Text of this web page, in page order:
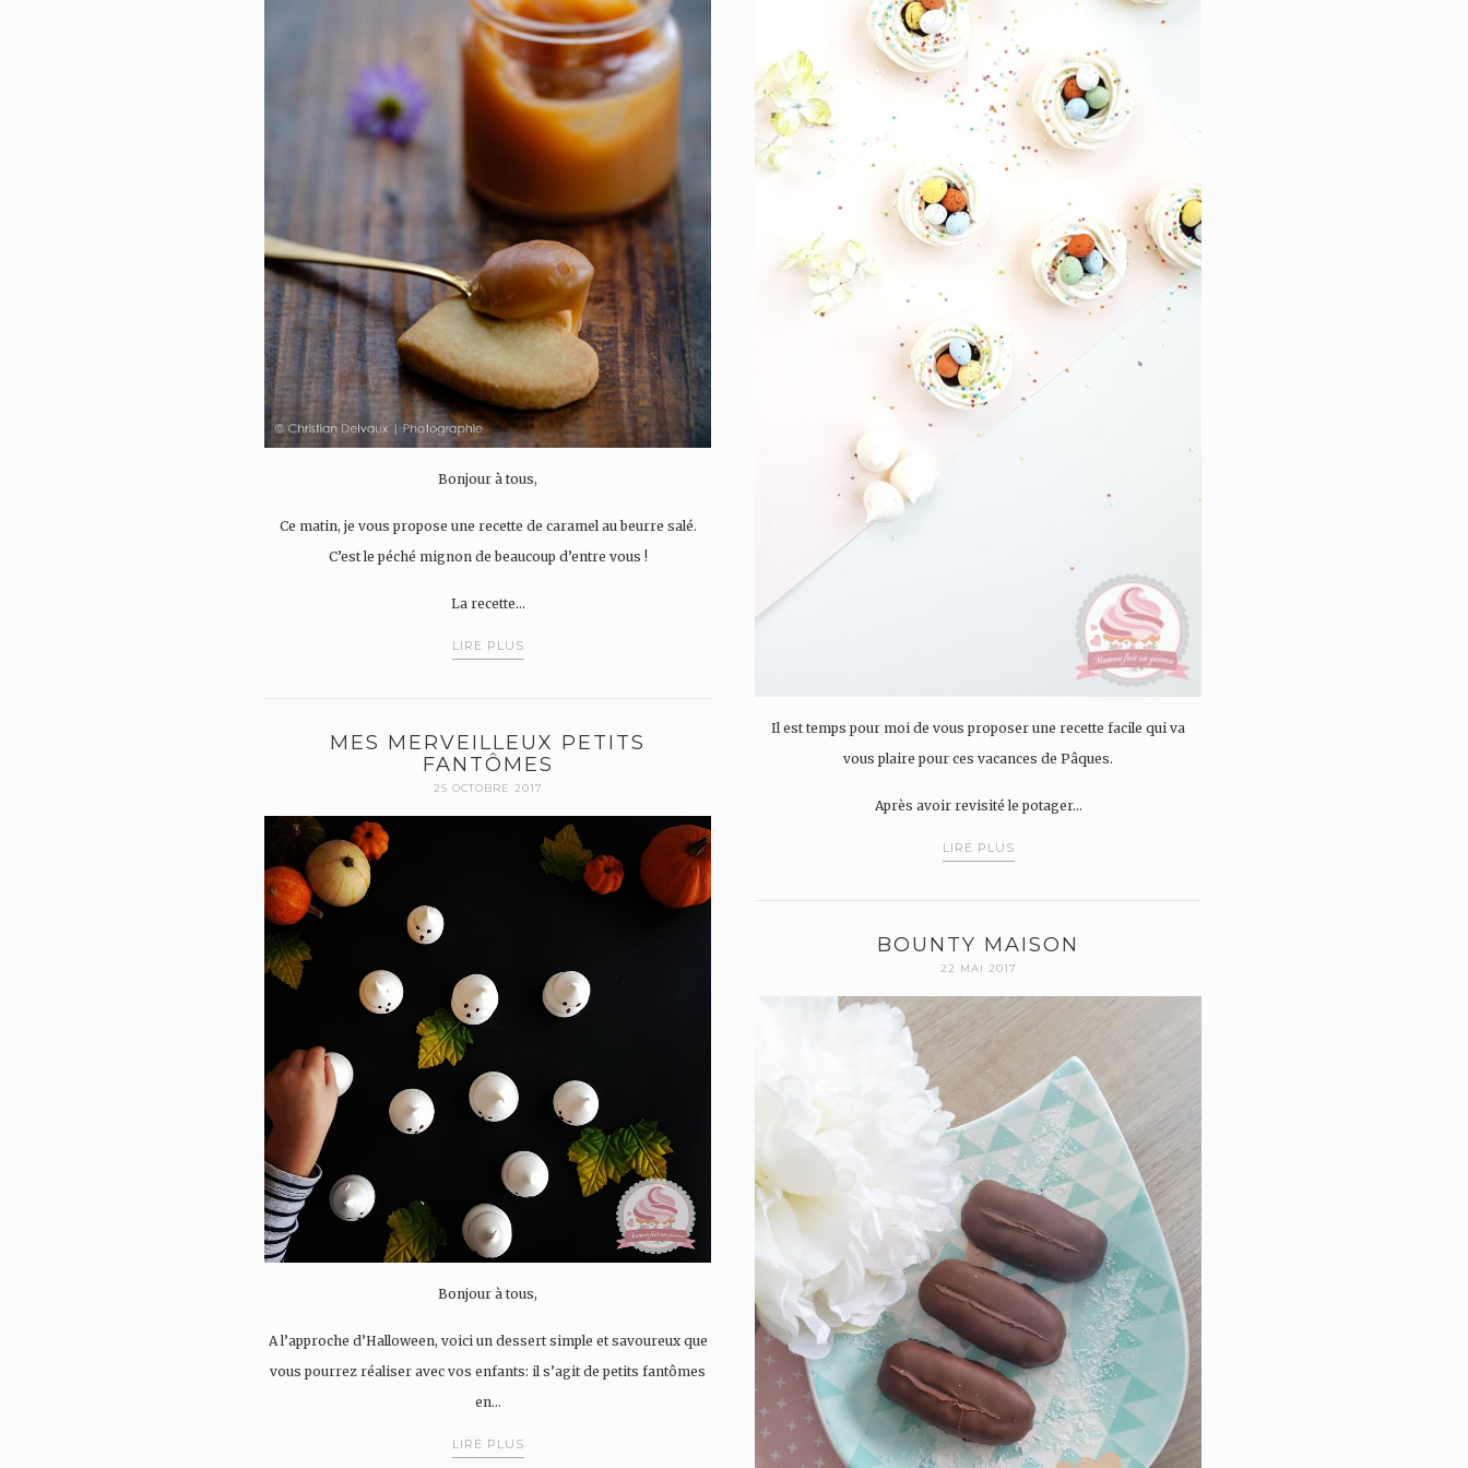
Bonjour à tous,
Ce matin, je vous propose une recette de caramel au beurre salé.
C’est le péché mignon de beaucoup d’entre vous !
La recette…
LIRE PLUS
Il est temps pour moi de vous proposer une recette facile qui va
vous plaire pour ces vacances de Pâques.
Après avoir revisité le potager…
LIRE PLUS
MES MERVEILLEUX PETITS
FANTÔMES
25 OCTOBRE 2017
Bonjour à tous,
A l’approche d’Halloween, voici un dessert simple et savoureux que
vous pourrez réaliser avec vos enfants: il s’agit de petits fantômes
en…
LIRE PLUS
BOUNTY MAISON
22 MAI 2017